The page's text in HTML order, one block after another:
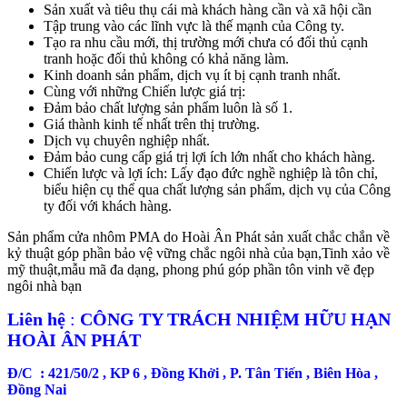
Sản xuất và tiêu thụ cái mà khách hàng cần và xã hội cần
Tập trung vào các lĩnh vực là thế mạnh của Công ty.
Tạo ra nhu cầu mới, thị trường mới chưa có đối thủ cạnh
tranh hoặc đối thủ không có khả năng làm.
Kinh doanh sản phẩm, dịch vụ ít bị cạnh tranh nhất.
Cùng với những Chiến lược giá trị:
Đảm bảo chất lượng sản phẩm luôn là số 1.
Giá thành kinh tế nhất trên thị trường.
Dịch vụ chuyên nghiệp nhất.
Đảm bảo cung cấp giá trị lợi ích lớn nhất cho khách hàng.
Chiến lược và lợi ích: Lấy đạo đức nghề nghiệp là tôn chỉ,
biểu hiện cụ thể qua chất lượng sản phẩm, dịch vụ của Công
ty đối với khách hàng.
Sản phẩm cửa nhôm PMA do Hoài Ân Phát sản xuất chắc chắn về
kỷ thuật góp phần bảo vệ vững chắc ngôi nhà của bạn,Tinh xảo về
mỹ thuật,mẫu mã đa dạng, phong phú góp phần tôn vinh vẽ đẹp
ngôi nhà bạn
Liên hệ : CÔNG TY TRÁCH NHIỆM HỮU HẠN
HOÀI ÂN PHÁT
Đ/C : 421/50/2 , KP 6 , Đồng Khởi , P. Tân Tiến , Biên Hòa ,
Đồng Nai